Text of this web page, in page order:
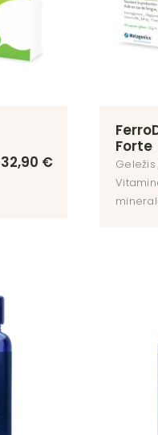
32,90 €
Forte
Geležis